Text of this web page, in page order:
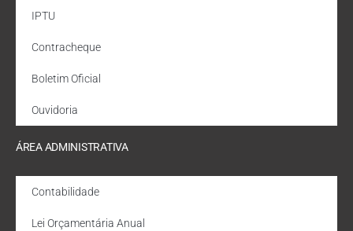
IPTU
Contracheque
Boletim Oficial
Ouvidoria
ÁREA ADMINISTRATIVA
Contabilidade
Lei Orçamentária Anual